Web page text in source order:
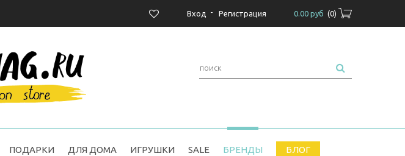
0.00 руб (0)
Вход - Регистрация
ПОДАРКИ ДЛЯ ДОМА ИГРУШКИ SALE БРЕНДЫ БЛОГ